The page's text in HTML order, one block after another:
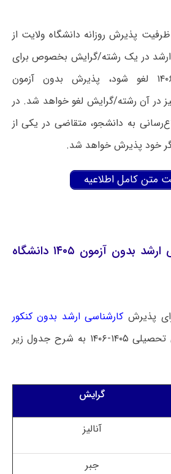
پذیرش روزانه دانشگاه ولایت از
ارشد در یک رشته/گرایش بخصوص برای
سال تحصیلی ۱۴۰۵-۱۴۰۶ لغو شود، پذیرش بدون آزمون
در آن رشته/گرایش لغو خواهد شد. در
به دانشجو، متقاضی در یکی از
خود پذیرش خواهد شد.
متن کامل اطلاعیه
رشته های کارشناسی ارشد بدون آزمون ۱۴۰۵ دانشگاه
پذیرش کارشناسی ارشد بدون کنکور
دانشگاه ولایت در سال تحصیلی ۱۴۰۵-۱۴۰۶ به شرح جدول زیر
گرایش
آنالیز
جبر